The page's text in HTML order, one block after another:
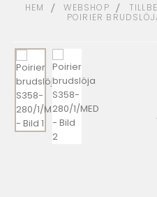
HEM WEBSHOP
POIRIER